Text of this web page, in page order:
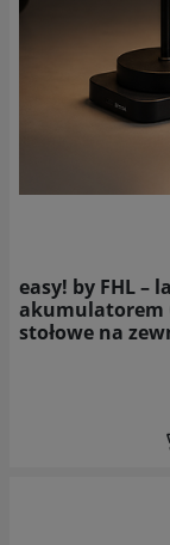
easy! by FHL –
akumulatorem
stołowe na